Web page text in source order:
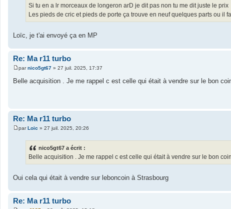
Si tu en a lr morceaux de longeron arD je dit pas non tu me dit juste le prix
Les pieds de cric et pieds de porte ça trouve en neuf quelques parts ou il
Loïc, je t'ai envoyé ça en MP
Re: Ma r11 turbo
e
s
parnico5gt67 » 27 juil. 2025, 17:37
Belle acquisition . Je me rappel c est celle qui était à vendre sur le bon
Re: Ma r11 turbo
par Loic » 27 juil. 2025, 20:26
nico5gt67 a écrit :
Belle acquisition . Je me rappel c est celle qui était à vendre sur le bon
Oui cela qui était à vendre sur leboncoin à Strasbourg
Re: Ma r11 turbo